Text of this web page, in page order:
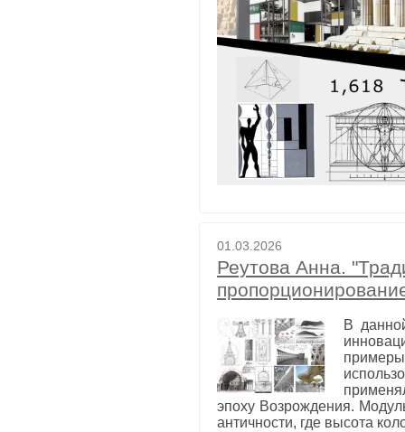
01.03.2026
Реутова Анна.
В
эпоху Возрождения.
античности, где высота